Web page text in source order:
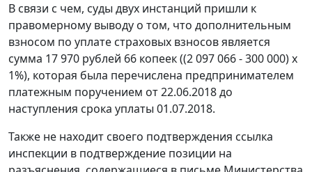
В связи с чем, суды двух инстанций пришли к
правомерному выводу о том, что дополнительным
взносом по уплате страховых взносов является
сумма 17 970 рублей 66 копеек ((2 097 066 - 300 000) x
1%), которая была перечислена предпринимателем
платежным поручением от 22.06.2018 до
наступления срока уплаты 01.07.2018.
Также не находит своего подтверждения ссылка
инспекции в подтверждение позиции на